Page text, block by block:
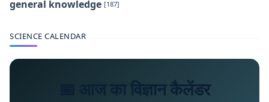
general knowledge [187]
SCIENCE CALENDAR
📅 आज का विज्ञान कैलेंडर